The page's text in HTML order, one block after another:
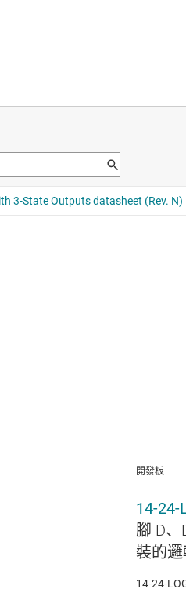
開發板
14-24-
腳 D、
裝的
14-24-